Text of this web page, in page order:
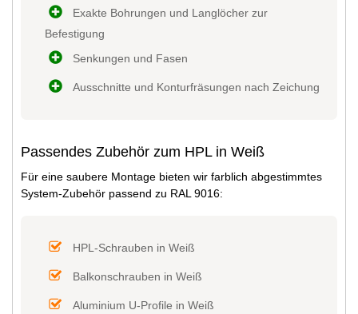
Exakte Bohrungen und Langlöcher zur
Befestigung
Senkungen und Fasen
Ausschnitte und Konturfräsungen nach Zeichung
Passendes Zubehör zum HPL in Weiß
Für eine saubere Montage bieten wir farblich abgestimmtes
System-Zubehör passend zu RAL 9016:
HPL-Schrauben in Weiß
Balkonschrauben in Weiß
Aluminium U-Profile in Weiß